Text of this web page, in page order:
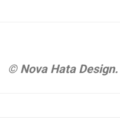
© Nova Hata Design.